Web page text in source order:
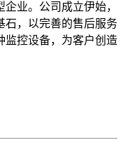
业。公司成立伊始，
石，以完善的售后服务
监控设备，为客户创造